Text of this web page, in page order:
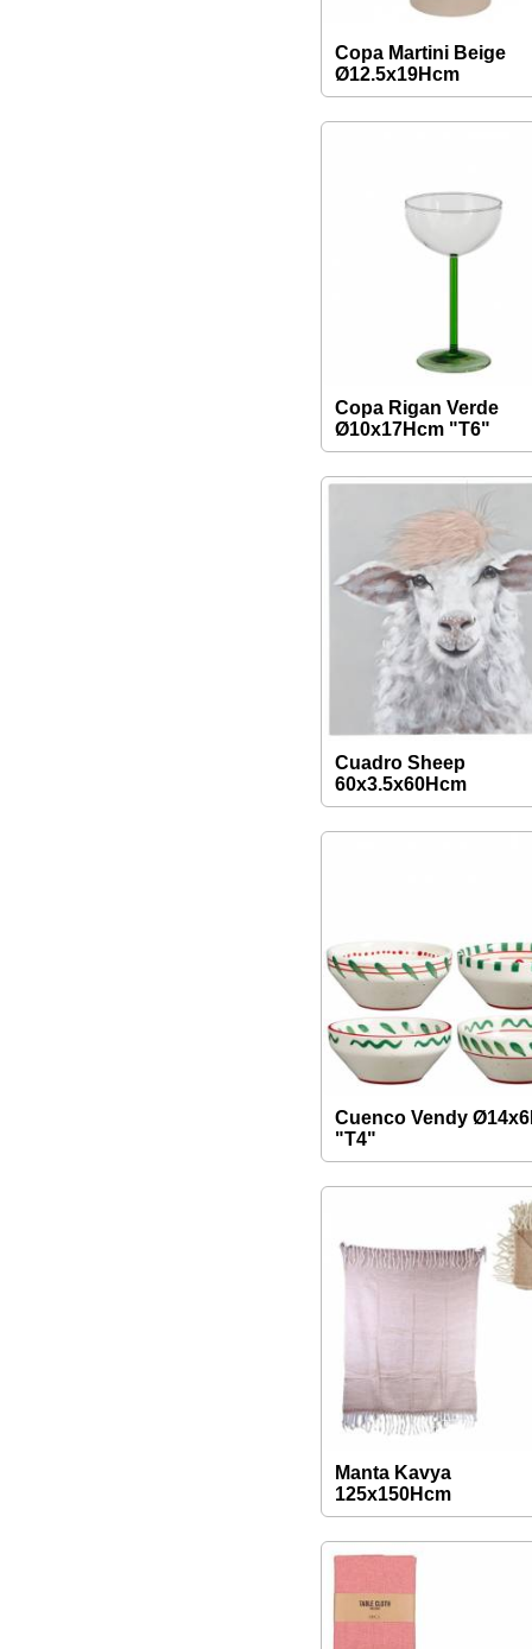
Copa Martini Beige
Ø12.5x19Hcm
Copa Rigan Verde
Ø10x17Hcm "T6"
Cuadro Sheep
60x3.5x60Hcm
Cuenco Vendy
"T4"
Manta Kavya
125x150Hcm